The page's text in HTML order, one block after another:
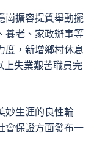
崗擴容提質舉動擺
養老、家政辦事等
度，新增鄉村休息
上失業艱苦職員完
妙生涯的良性輪
會保證方面發布一